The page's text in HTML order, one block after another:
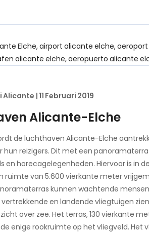
Alicante |11 Februari 2019
Alicante-Elche
de luchthaven Alicante-Elche
reizigers. Dit met een
en horecagelegenheden. Hiervoor is in de
ruimte van 5.600 vierkante meter
kunnen wachtende
en landende vliegtuigen
over zee. Het terras, 130 vierkante
enige rookruimte op het vliegveld. Het